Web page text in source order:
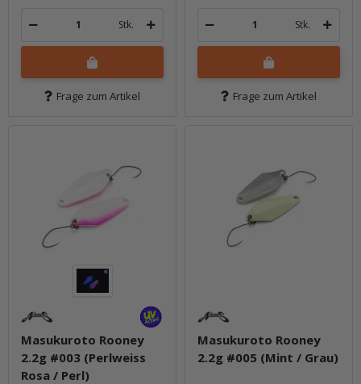
Stk.
Frage zum Artikel
Stk.
Frage zum Artikel
Masukuroto Rooney
2.2g #003 (Perlweiss
Rosa / Perl)
Masukuroto Rooney
2.2g #005 (Mint / Grau)